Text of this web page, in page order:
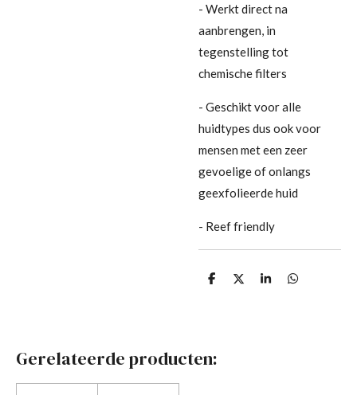
- Werkt direct na
aanbrengen, in
tegenstelling tot
chemische filters
- Geschikt voor alle
huidtypes dus ook voor
mensen met een zeer
gevoelige of onlangs
geexfolieerde huid
- Reef friendly
D
D
S
D
Gerelateerde producten: